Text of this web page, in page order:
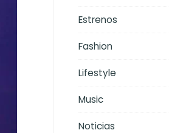
Estrenos
Fashion
Lifestyle
Music
Noticias